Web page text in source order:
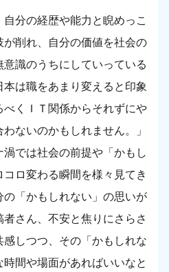
分の経歴や能力と睨めっこ
が削れ、自分の価値を社会の
識のうちにしていっている
は職をあまり変えると印象
くＩＴ関係からそれずにや
ないのかもしれません。」
では社会の前提や「かもし
ロ変わる瞬間を様々見てき
「かもしれない」の思いが
さん、不安と焦りにさらさ
しつつ、その「かもしれな
間や場面があればいいなと